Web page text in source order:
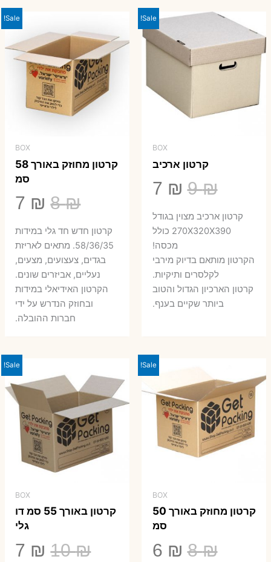
29 ₪.
23 ₪.
Sale!
BOX
קרטון ארכיב
9₪
המחיר
המקורי
היה:
9 ₪.
7 ₪
הנוכחי
הוא:
קרטון ארכיב מצוין בגודל
270X320X390 כולל
מכסה!
הקרטון מותאם בדיוק מירבי
לקלסרים ותיקיות.
קרטון הארכיון הגדול והטוב
ביותר שקיים בענף.
Sale!
BOX
קרטון מחוזק באורך 58
סמ
8₪
היה:
8 ₪.
7 ₪
7 ₪.
קרטון חדש חד גלי במידות
58/36/35. מתאים לאריזת
בגדים, צעצועים, מצעים,
נעליים, אביזרים שונים.
הקרטון האידיאלי במידות
ובחוזק הנדרש על ידי
חברות ההובלה.
Sale!
BOX
קרטון מחוזק באורך 50
סמ
8₪
המחיר
6 ₪
Sale!
BOX
קרטון באורך 55 סמ דו
גלי
10₪
7 ₪